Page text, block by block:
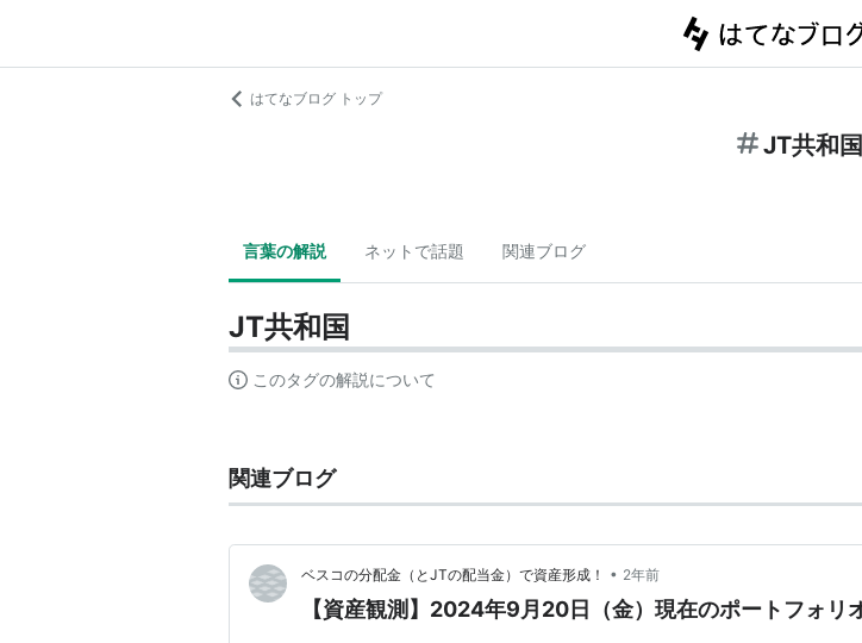
はてなブログ トップ
JT共和国
言葉の解説 ネットで話題 関連ブログ
JT共和国
このタグの解説について
関連ブログ
ベスコの分配金（とJTの配当金）で資産形成！ • 2年前
【資産観測】2024年9月20日（金）現在のポートフォリオ